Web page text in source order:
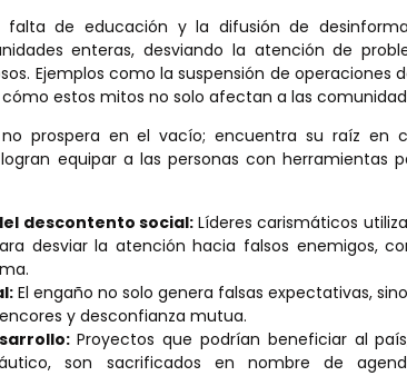
de educación y la difusión de
enteras, desviando la atención de
Ejemplos como la suspensión de operaciones
estos mitos no solo afectan a las
prospera en el vacío; encuentra su raíz en
equipar a las personas con herramientas
descontento social:Líderes carismáticos
desviar la atención hacia falsos enemigos,
El engaño no solo genera falsas expectativas,
y desconfianza mutua.
Proyectos que podrían beneficiar al
son sacrificados en nombre de